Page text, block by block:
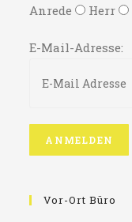
Anrede Herr
E-Mail-Adresse:
Vor-Ort Büro